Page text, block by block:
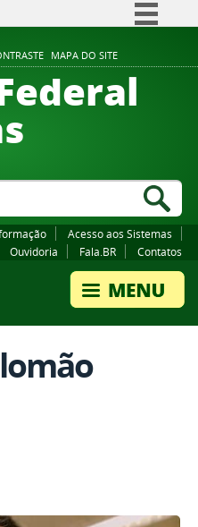
MAPA DO SITE
Comunica BR
Participe
Canais
Acesso aos Sistemas
Ouvidoria Fala.BR Contatos